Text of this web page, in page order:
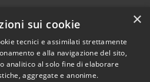
Copyright © 2026 • Comune di
×
sui cookie
tecnici e assimilati strettamente
e alla navigazione del sito,
analitico al solo fine di elaborare
aggregate e anonime.